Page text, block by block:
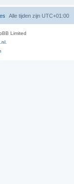
Alle tijden zijn UTC+01:00
Limited